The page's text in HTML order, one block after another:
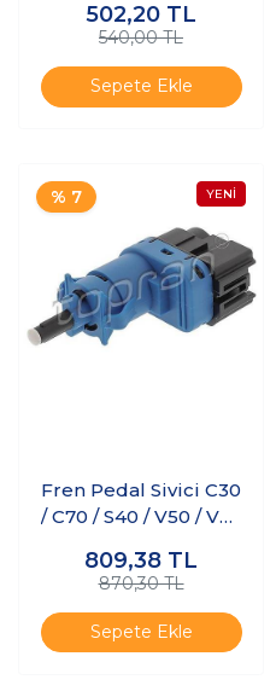
Contası 2.4 Dizel
502,20 TL
540,00 TL
Sepete Ekle
% 7
Fren Pedal Sivici C30
/ C70 / S40 / V50 / V40
809,38 TL
870,30 TL
Sepete Ekle